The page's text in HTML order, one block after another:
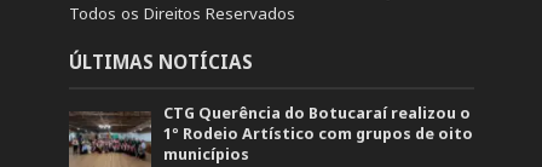
Todos os Direitos Reservados
ÚLTIMAS NOTÍCIAS
CTG Querência do Botucaraí realizou o
1º Rodeio Artístico com grupos de oito
municípios